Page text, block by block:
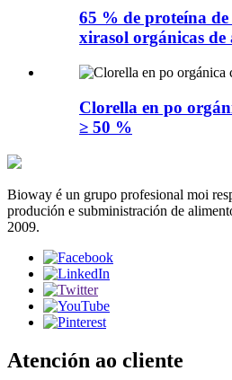
65 % de proteína de
xirasol orgánicas
Clorella en po
≥ 50 %
Bioway é un grupo profesional moi
produción e subministración de
2009.
Atención ao cliente